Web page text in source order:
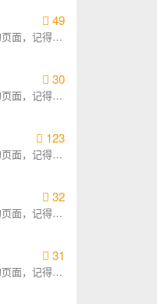
49
面，记得给
30
面，记得给
123
面，记得给
32
面，记得给
31
面，记得给